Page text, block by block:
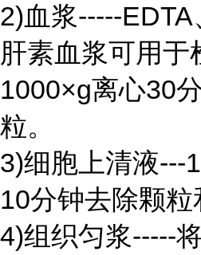
2)血浆-----EDTA
肝素血浆可用于
1000×g离心30
粒。
3)细胞上清液---
10分钟去除颗粒
4)组织匀浆-----